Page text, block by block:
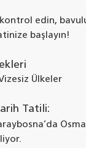
edin,
başlayın!
Ülkeler
Tatili: